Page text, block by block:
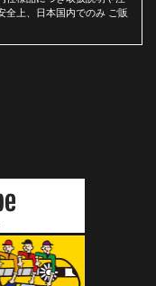
全上、日本国内でのみ ご販